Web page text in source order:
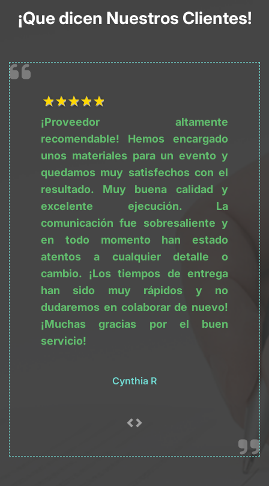
¡Que dicen Nuestros Clientes!
1Título
2Título
3Título
4Título
¡Proveedor altamente
recomendable! Hemos encargado
unos materiales para un evento y
quedamos muy satisfechos con el
resultado. Muy buena calidad y
excelente ejecución. La
comunicación fue sobresaliente y
en todo momento han estado
atentos a cualquier detalle o
cambio. ¡Los tiempos de entrega
han sido muy rápidos y no
dudaremos en colaborar de nuevo!
¡Muchas gracias por el buen
servicio!
Cynthia R